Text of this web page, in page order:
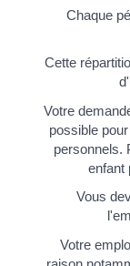
Chaque
Cette
Votre
possible
personnels.
enfant
Vous
Votre